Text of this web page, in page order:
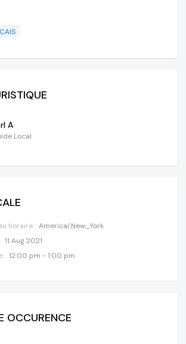
A
Local
horaire : America/New_York
11 Aug 2021
: 12:00 pm - 1:00 pm
OCCURENCE